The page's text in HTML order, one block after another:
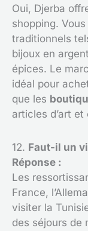
Oui, Djerba
shopping.
traditionnels
bijoux en
épices. Le
idéal pour
que les
articles d’art
12. Faut-il un
Réponse :
Les
France,
visiter la
des séjours de